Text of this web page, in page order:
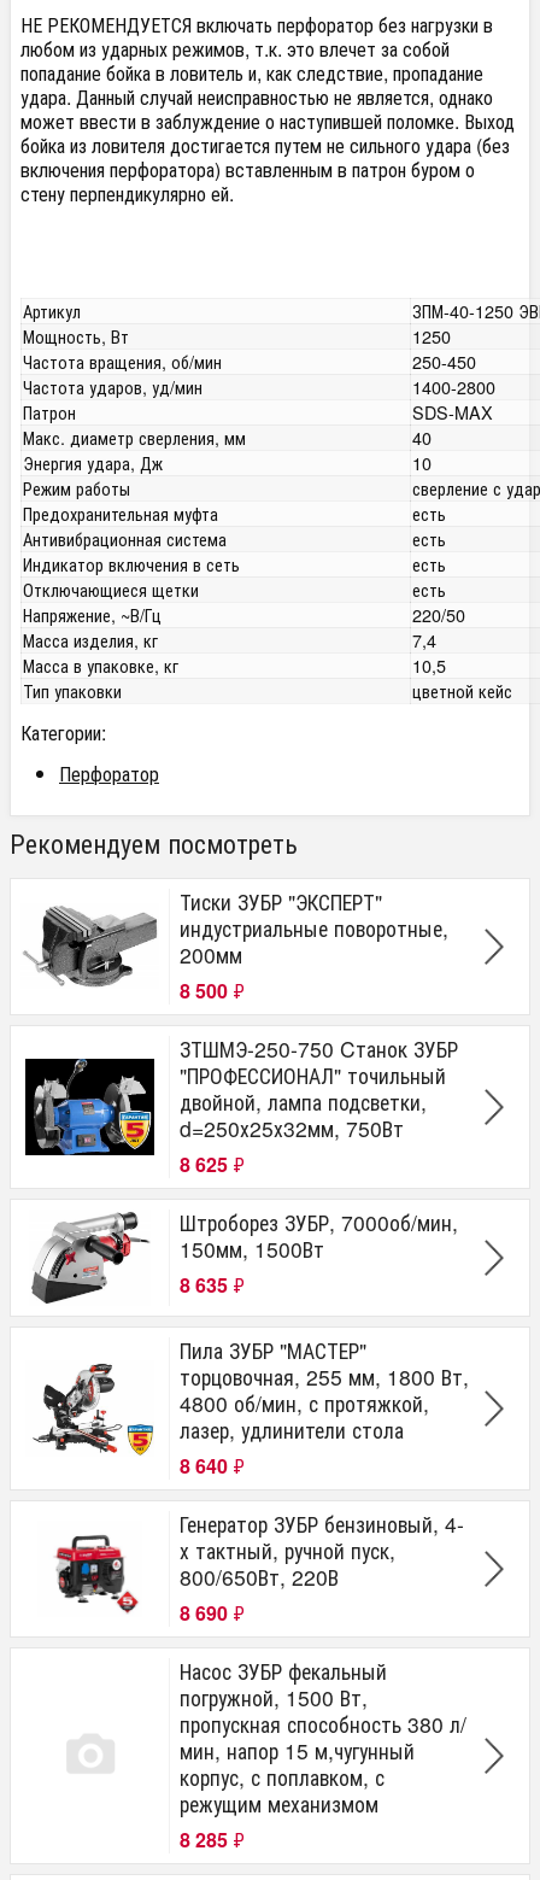
НЕ РЕКОМЕНДУЕТСЯ включать перфоратор без нагрузки в
любом из ударных режимов, т.к. это влечет за собой
попадание бойка в ловитель и, как следствие, пропадание
удара. Данный случай неисправностью не является, однако
может ввести в заблуждение о наступившей поломке. Выход
бойка из ловителя достигается путем не сильного удара (без
включения перфоратора) вставленным в патрон буром о
стену перпендикулярно ей.
Артикул
ЗПМ-40-1250
Мощность, Вт
1250
Частота вращения, об/мин
250-450
Частота ударов, уд/мин
1400-2800
Патрон
SDS-MAX
Макс. диаметр сверления, мм
40
Энергия удара, Дж
10
Режим работы
сверление с
Предохранительная муфта
есть
Антивибрационная система
есть
Индикатор включения в сеть
есть
Отключающиеся щетки
есть
Напряжение, ~В/Гц
220/50
Масса изделия, кг
7,4
Масса в упаковке, кг
10,5
Тип упаковки
цветной кейс
Категории:
Перфоратор
Рекомендуем посмотреть
Тиски ЗУБР "ЭКСПЕРТ"
индустриальные поворотные,
200мм
8 500 ₽
ЗТШМЭ-250-750 Cтанок ЗУБР
"ПРОФЕССИОНАЛ" точильный
двойной, лампа подсветки,
d=250х25х32мм, 750Вт
8 625 ₽
Штроборез ЗУБР, 7000об/мин,
150мм, 1500Вт
8 635 ₽
Пила ЗУБР "МАСТЕР"
торцовочная, 255 мм, 1800 Вт,
4800 об/мин, с протяжкой,
лазер, удлинители стола
8 640 ₽
Генератор ЗУБР бензиновый, 4-
х тактный, ручной пуск,
800/650Вт, 220В
8 690 ₽
Насос ЗУБР фекальный
погружной, 1500 Вт,
пропускная способность 380 л/
мин, напор 15 м,чугунный
корпус, с поплавком, с
режущим механизмом
8 285 ₽